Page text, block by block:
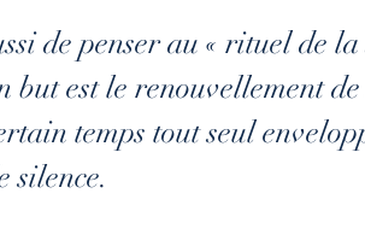
de penser au « rituel de la
but est le renouvellement
temps tout seul
silence.